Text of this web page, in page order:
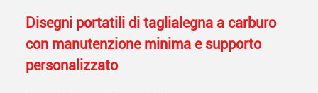
Disegni portatili di taglialegna a carburo
con manutenzione minima e supporto
personalizzato